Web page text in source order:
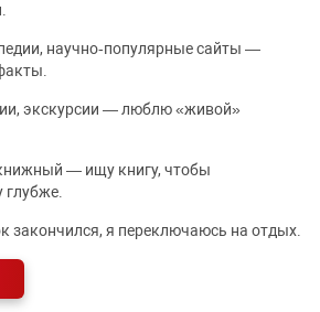
научно‑популярные сайты —
экскурсии — люблю «живой»
— ищу книгу, чтобы
глубже.
закончился, я переключаюсь на отдых.